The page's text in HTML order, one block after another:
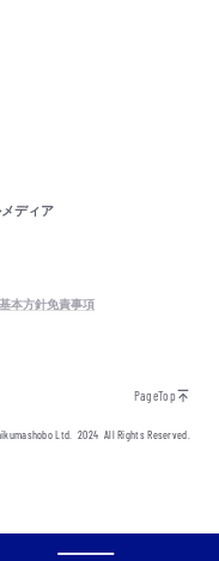
ディア
本方針免責事項
PageTop
Ltd.2024 All Rights Reserved.